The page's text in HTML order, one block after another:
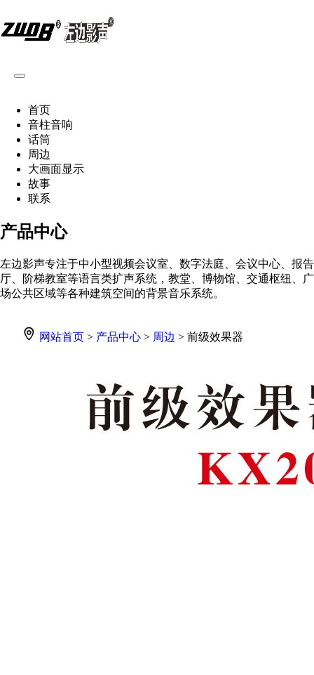
首页
音柱音响
话筒
周边
大画面显示
故事
联系
产品中心
左边影声专注于中小型视频会议室、数字法庭、会议中心、报告
厅、阶梯教室等语言类扩声系统，教堂、博物馆、交通枢纽、广
场公共区域等各种建筑空间的背景音乐系统。
网站首页> 产品中心> 周边 > 前级效果器